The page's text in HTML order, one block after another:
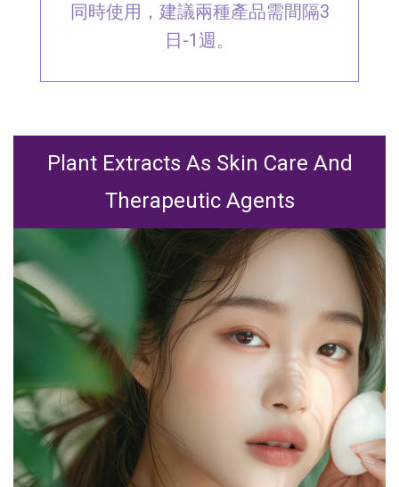
同時使用，建議兩種產品需間隔3
日-1週。
Plant Extracts As Skin Care And
Therapeutic Agents